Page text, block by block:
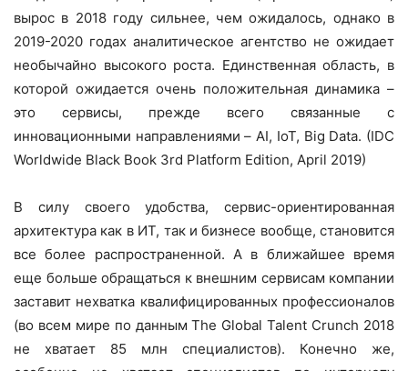
вырос в 2018 году сильнее, чем ожидалось, однако в
2019-2020 годах аналитическое агентство не ожидает
необычайно высокого роста. Единственная область, в
которой ожидается очень положительная динамика –
это сервисы, прежде всего связанные с
инновационными направлениями – AI, IoT, Big Data. (IDC
Worldwide Black Book 3rd Platform Edition, April 2019)
В силу своего удобства, сервис-ориентированная
архитектура как в ИТ, так и бизнесе вообще, становится
все более распространенной. А в ближайшее время
еще больше обращаться к внешним сервисам компании
заставит нехватка квалифицированных профессионалов
(во всем мире по данным The Global Talent Crunch 2018
не хватает 85 млн специалистов). Конечно же,